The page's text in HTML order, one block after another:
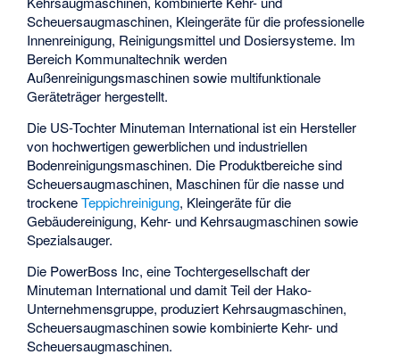
Scheuersaugmaschinen, Kleingeräte für die professionelle
Innenreinigung, Reinigungsmittel und Dosiersysteme. Im
Bereich Kommunaltechnik werden
Außenreinigungsmaschinen sowie multifunktionale
Geräteträger hergestellt.
Die US-Tochter Minuteman International ist ein Hersteller
von hochwertigen gewerblichen und industriellen
Bodenreinigungsmaschinen. Die Produktbereiche sind
Scheuersaugmaschinen, Maschinen für die nasse und
trockeneTeppichreinigung, Kleingeräte für die
Gebäudereinigung, Kehr- und Kehrsaugmaschinensowie
Spezialsauger.
Die PowerBoss Inc, eine Tochtergesellschaft der
Minuteman International und damit Teil der Hako-
Unternehmensgruppe, produziert Kehrsaugmaschinen,
Scheuersaugmaschinen sowie kombinierte Kehr- und
Scheuersaugmaschinen.